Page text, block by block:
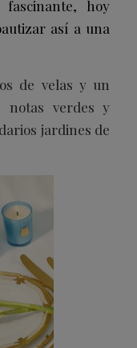
hoy
así a una
de velas y un
notas verdes y
jardines de